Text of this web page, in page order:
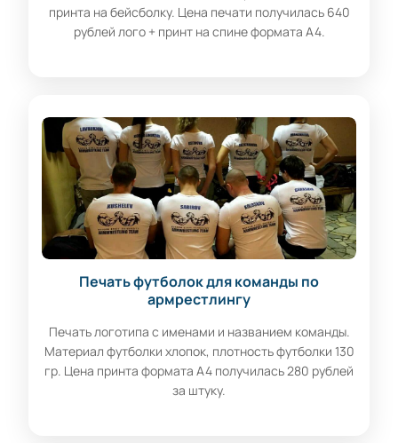
принта на бейсболку. Цена печати получилась 640
рублей лого + принт на спине формата А4.
Печать футболок для команды по
армрестлингу
Печать логотипа с именами и названием команды.
Материал футболки хлопок, плотность футболки 130
гр. Цена принта формата А4 получилась 280 рублей
за штуку.